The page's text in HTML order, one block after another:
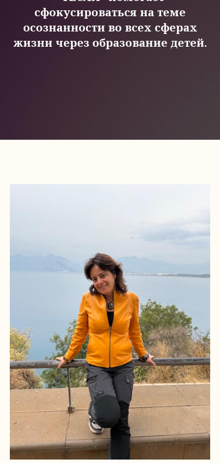
сфокусироваться на теме
осознанности во всех сферах
жизни через образование детей.